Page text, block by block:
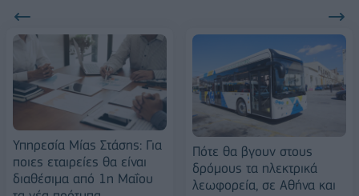
Υπηρεσία Μίας Στάσης: Για
ποιες εταιρείες θα είναι
διαθέσιμα από 1η Μαΐου
Πότε θα βγουν στους
δρόμους τα ηλεκτρικά
λεωφορεία, σε Αθήνα και